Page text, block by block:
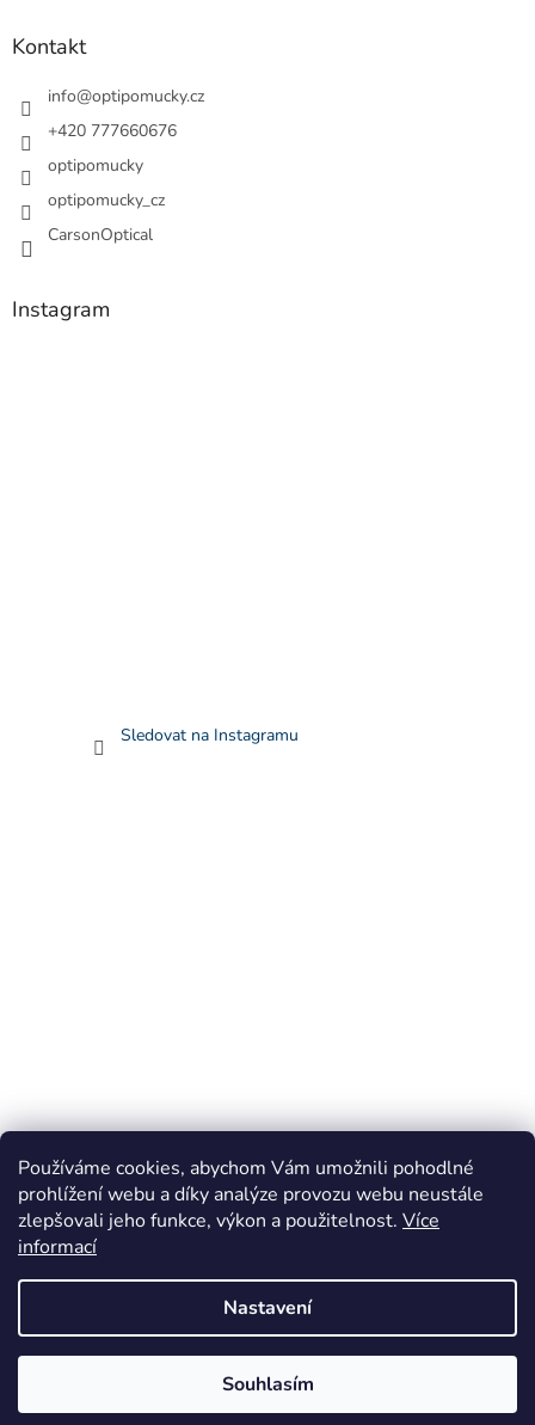
Používáme cookies, abychom Vám umožnili pohodlné
prohlížení webu a díky analýze provozu webu neustále
zlepšovali jeho funkce, výkon a použitelnost. Více
informací
Nastavení
Souhlasím
Kontakt
info@optipomucky.cz
+420 777660676
optipomucky
optipomucky_cz
CarsonOptical
Instagram
Sledovat na Instagramu
Upravit nastavení cookies